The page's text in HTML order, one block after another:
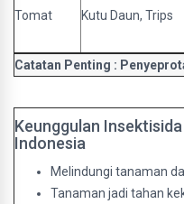
Tomat Kutu Daun, Trips
Catatan Penting :
Keunggulan
Indonesia
Melindungi tanaman
Tanaman jadi tahan